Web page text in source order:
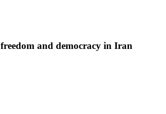
freedom and democracy in Iran